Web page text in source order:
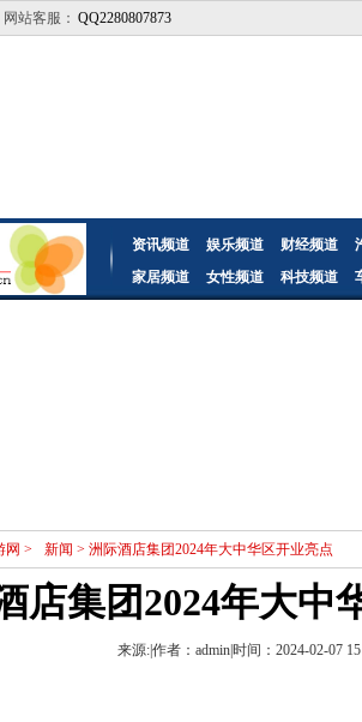
网站客服： QQ2280807873
资讯频道 娱乐频道 财经频道
家居频道
女性频道 科技频道
网 > 新闻 > 洲际酒店集团2024年大中华区开业亮点
店集团2024年大中
来源:|作者：admin|时间：2024-02-07